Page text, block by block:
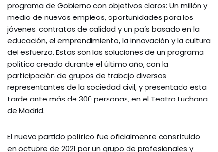
programa de Gobierno con objetivos claros: Un millón y
medio de nuevos empleos, oportunidades para los
jóvenes, contratos de calidad y un país basado en la
educación, el emprendimiento, la innovación y la cultura
del esfuerzo. Estas son las soluciones de un programa
político creado durante el último año, con la
participación de grupos de trabajo diversos
representantes de la sociedad civil, y presentado esta
tarde ante más de 300 personas, en el Teatro Luchana
de Madrid.
El nuevo partido político fue oficialmente constituido
en octubre de 2021 por un grupo de profesionales y